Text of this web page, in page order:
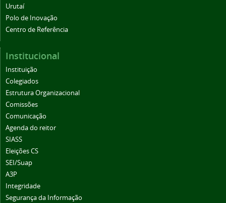
Urutaí
Polo de Inovação
Centro de Referência
Institucional
Instituição
Colegiados
Estrutura Organizacional
Comissões
Comunicação
Agenda do reitor
SIASS
Eleições CS
SEI/Suap
A3P
Integridade
Segurança da Informação